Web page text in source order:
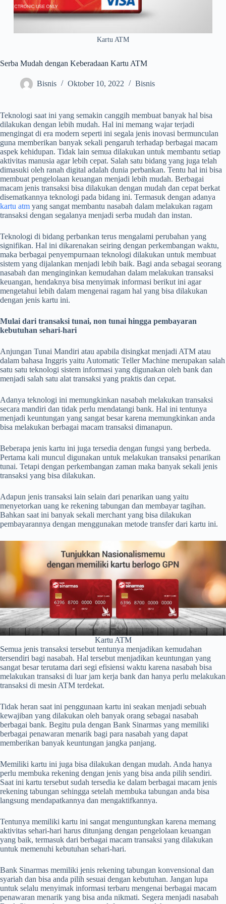
Kartu ATM
Serba Mudah dengan Keberadaan Kartu ATM
Bisnis Oktober 10, 2022 Bisnis
Teknologi saat ini yang semakin canggih membuat banyak hal bisa
dilakukan dengan lebih mudah. Hal ini memang wajar terjadi
mengingat di era modern seperti ini segala jenis inovasi bermunculan
guna memberikan banyak sekali pengaruh terhadap berbagai macam
aspek kehidupan. Tidak lain semua dilakukan untuk membantu setiap
aktivitas manusia agar lebih cepat. Salah satu bidang yang juga telah
dimasuki oleh ranah digital adalah dunia perbankan. Tentu hal ini bisa
membuat pengelolaan keuangan menjadi lebih mudah. Berbagai
macam jenis transaksi bisa dilakukan dengan mudah dan cepat berkat
disematkannya teknologi pada bidang ini. Termasuk dengan adanya
kartu atm yang sangat membantu nasabah dalam melakukan ragam
transaksi dengan segalanya menjadi serba mudah dan instan.
Teknologi di bidang perbankan terus mengalami perubahan yang
signifikan. Hal ini dikarenakan seiring dengan perkembangan waktu,
maka berbagai penyempurnaan teknologi dilakukan untuk membuat
sistem yang dijalankan menjadi lebih baik. Bagi anda sebagai seorang
nasabah dan menginginkan kemudahan dalam melakukan transaksi
keuangan, hendaknya bisa menyimak informasi berikut ini agar
mengetahui lebih dalam mengenai ragam hal yang bisa dilakukan
dengan jenis kartu ini.
Mulai dari transaksi tunai, non tunai hingga pembayaran
kebutuhan sehari-hari
Anjungan Tunai Mandiri atau apabila disingkat menjadi ATM atau
dalam bahasa Inggris yaitu Automatic Teller Machine merupakan salah
satu satu teknologi sistem informasi yang digunakan oleh bank dan
menjadi salah satu alat transaksi yang praktis dan cepat.
Adanya teknologi ini memungkinkan nasabah melakukan transaksi
secara mandiri dan tidak perlu mendatangi bank. Hal ini tentunya
menjadi keuntungan yang sangat besar karena memungkinkan anda
bisa melakukan berbagai macam transaksi dimanapun.
Beberapa jenis kartu ini juga tersedia dengan fungsi yang berbeda.
Pertama kali muncul digunakan untuk melakukan transaksi penarikan
tunai. Tetapi dengan perkembangan zaman maka banyak sekali jenis
transaksi yang bisa dilakukan.
Adapun jenis transaksi lain selain dari penarikan uang yaitu
menyetorkan uang ke rekening tabungan dan membayar tagihan.
Bahkan saat ini banyak sekali merchant yang bisa dilakukan
pembayarannya dengan menggunakan metode transfer dari kartu ini.
Kartu ATM
Semua jenis transaksi tersebut tentunya menjadikan kemudahan
tersendiri bagi nasabah. Hal tersebut menjadikan keuntungan yang
sangat besar terutama dari segi efisiensi waktu karena nasabah bisa
melakukan transaksi di luar jam kerja bank dan hanya perlu melakukan
transaksi di mesin ATM terdekat.
Tidak heran saat ini penggunaan kartu ini seakan menjadi sebuah
kewajiban yang dilakukan oleh banyak orang sebagai nasabah
berbagai bank. Begitu pula dengan Bank Sinarmas yang memiliki
berbagai penawaran menarik bagi para nasabah yang dapat
memberikan banyak keuntungan jangka panjang.
Memiliki kartu ini juga bisa dilakukan dengan mudah. Anda hanya
perlu membuka rekening dengan jenis yang bisa anda pilih sendiri.
Saat ini kartu tersebut sudah tersedia ke dalam berbagai macam jenis
rekening tabungan sehingga setelah membuka tabungan anda bisa
langsung mendapatkannya dan mengaktifkannya.
Tentunya memiliki kartu ini sangat menguntungkan karena memang
aktivitas sehari-hari harus ditunjang dengan pengelolaan keuangan
yang baik, termasuk dari berbagai macam transaksi yang dilakukan
untuk memenuhi kebutuhan sehari-hari.
Bank Sinarmas memiliki jenis rekening tabungan konvensional dan
syariah dan bisa anda pilih sesuai dengan kebutuhan. Jangan lupa
untuk selalu menyimak informasi terbaru mengenai berbagai macam
penawaran menarik yang bisa anda nikmati. Segera menjadi nasabah